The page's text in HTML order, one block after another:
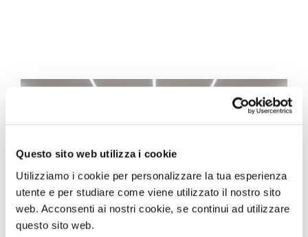
Questo sito web utilizza i cookie
Utilizziamo i cookie per personalizzare la tua esperienza
utente e per studiare come viene utilizzato il nostro sito
web. Acconsenti ai nostri cookie, se continui ad utilizzare
questo sito web.